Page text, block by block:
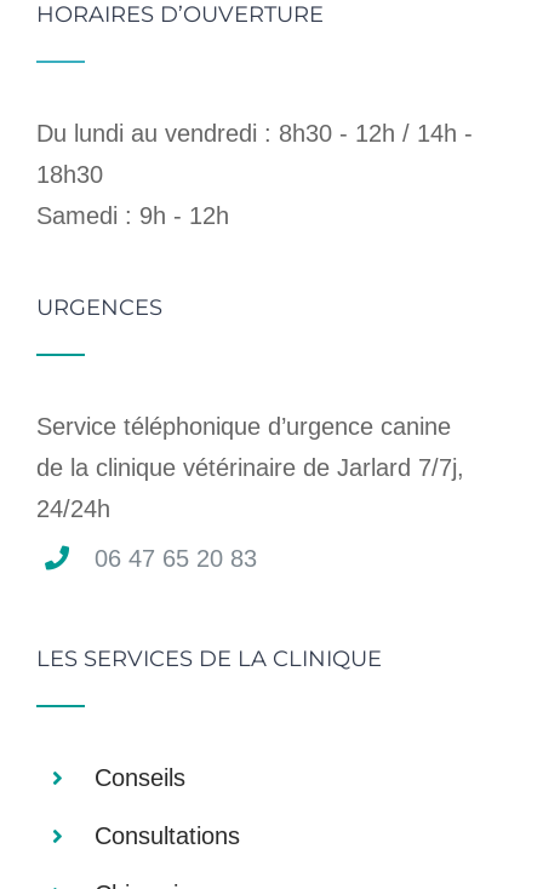
HORAIRES D’OUVERTURE
Du lundi au vendredi : 8h30 - 12h / 14h -
18h30
Samedi : 9h - 12h
URGENCES
Service téléphonique d’urgence canine
de la clinique vétérinaire de Jarlard 7/7j,
24/24h
06 47 65 20 83
LES SERVICES DE LA CLINIQUE
Conseils
Consultations